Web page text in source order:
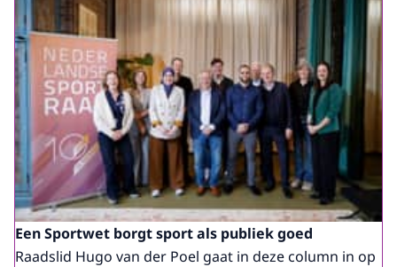
Een Sportwet borgt sport als publiek goed
Raadslid Hugo van der Poel gaat in deze column in op